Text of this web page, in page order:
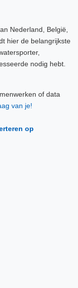
Nederland, België,
hier de belangrijkste
nodig hebt.
of data
van je!
op